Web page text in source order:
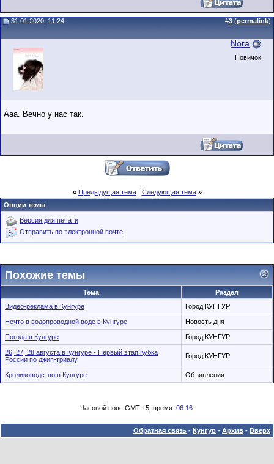
31.01.2020, 11:24 #3 (permalink)
Nora
Новичок
Ааа. Вечно у нас так.
« Предыдущая тема| Следующая тема »
Опции темы
Версия для печати
Отправить по электронной почте
Похожие темы
Тема
Раздел
Видео-реклама в Кунгуре
Город КУНГУР
Нечто в водопроводной воде в Кунгуре Новость дня
Погода в Кунгуре Город КУНГУР
26, 27, 28 августа в Кунгуре - Первый этап Кубка
России по джип-триалу
Город КУНГУР
Кролиководство в Кунгуре Объявления
Часовой пояс GMT +5, время: 06:16.
Обратная связь - Кунгур - Архив - Вверх